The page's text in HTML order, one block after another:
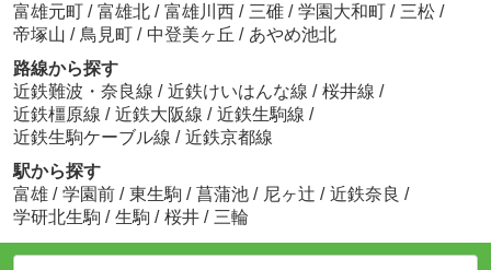
富雄元町 / 富雄北 / 富雄川西 / 三碓 / 学園大和町 / 三松 /
帝塚山 / 鳥見町 / 中登美ヶ丘 / あやめ池北
路線から探す
近鉄難波・奈良線 / 近鉄けいはんな線 / 桜井線 /
近鉄橿原線 / 近鉄大阪線 / 近鉄生駒線 /
近鉄生駒ケーブル線 / 近鉄京都線
駅から探す
富雄 / 学園前 / 東生駒 / 菖蒲池 / 尼ヶ辻 / 近鉄奈良 /
学研北生駒 / 生駒 / 桜井 / 三輪